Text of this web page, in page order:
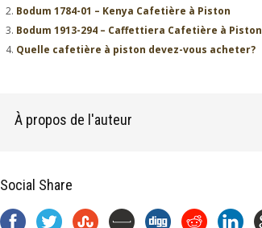
Bodum 1784-01 – Kenya Cafetière à Piston
Bodum 1913-294 – Caffettiera Cafetière à Piston
Quelle cafetière à piston devez-vous acheter?
À propos de l'auteur
Social Share